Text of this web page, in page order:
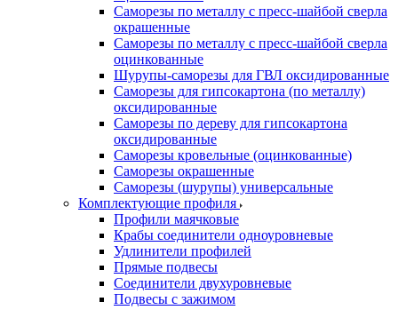
Саморезы по металлу с пресс-шайбой сверла
окрашенные
Саморезы по металлу с пресс-шайбой сверла
оцинкованные
Шурупы-саморезы для ГВЛ оксидированные
Саморезы для гипсокартона (по металлу)
оксидированные
Саморезы по дереву для гипсокартона
оксидированные
Саморезы кровельные (оцинкованные)
Саморезы окрашенные
Саморезы (шурупы) универсальные
Комплектующие профиля
Профили маячковые
Крабы соединители одноуровневые
Удлинители профилей
Прямые подвесы
Соединители двухуровневые
Подвесы с зажимом